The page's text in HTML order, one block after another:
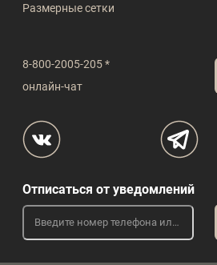
8-800-2005-205 *
онлайн-чат
Размерные сетки
Отписаться от уведомлений